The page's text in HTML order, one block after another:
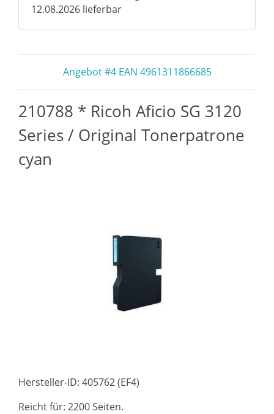
12.08.2026 lieferbar
Angebot #4 EAN 4961311866685
210788 * Ricoh Aficio SG 3120
Series / Original Tonerpatrone
cyan
Hersteller-ID: 405762 (EF4)
Reicht für: 2200 Seiten.